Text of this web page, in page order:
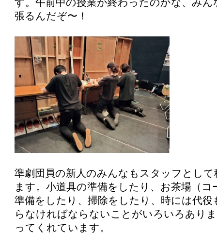
す。午前中の授業が終わったのかな、み
張るんだぞ〜！
準劇団員の新人のみんなもスタッフとし
ます。小道具の準備をしたり、お茶場（コ
準備をしたり、掃除をしたり、時には代役
らなければならないことがいろいろあり
ってくれています。